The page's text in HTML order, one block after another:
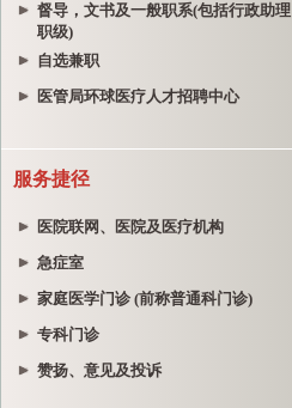
督导，文书及一般职系(包括行政助理
职级)
自选兼职
医管局环球医疗人才招聘中心
服务捷径
医院联网、医院及医疗机构
急症室
家庭医学门诊 (前称普通科门诊)
专科门诊
赞扬、意见及投诉